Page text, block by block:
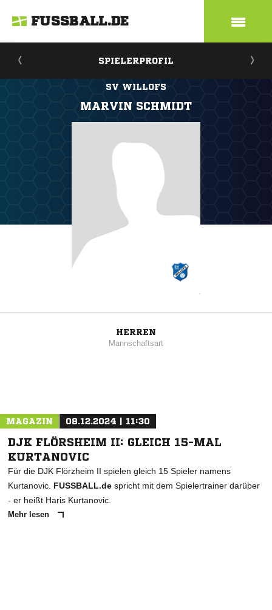
FUSSBALL.DE
SPIELERPROFIL
SV WILLOFS
MARVIN SCHMIDT
HERREN
Mannschaftsart
MAGAZIN 08.12.2024 | 11:30
DJK FLÖRSHEIM II: GLEICH 15-MAL
KURTANOVIC
Für die DJK Flörzheim II spielen gleich 15 Spieler namens
Kurtanovic. FUSSBALL.de spricht mit dem Spielertrainer darüber
- er heißt Haris Kurtanovic.
Mehr lesen